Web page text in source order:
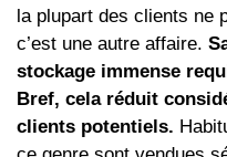
la plupart des clients ne
c’est une autre affaire.
stockage immense
Bref, cela réduit
clients potentiels.